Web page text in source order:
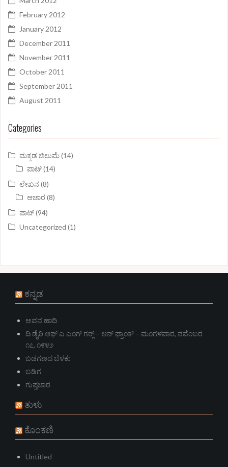
February 2012
January 2012
December 2011
November 2011
October 2011
September 2011
August 2011
Categories
ಮಕ್ಕಡ ಚಿಲುಮೆ(14)
ಪಾಟ್(14)
ಲೇಖನ (8)
ಆಚಾರ (8)
ಪಾಟ್(94)
Uncategorized (1)
ಕನ್ನಡ
ಅವನ ಹಾದಿ
ದಿ ಡೈರಿ ಆಫ್ ಎ ಎಂಗ್ ಗರ್‍ಲ್ – ಆನ್‌ ಫ್ರಾಂಕ್ – ಮಂಗಳವಾರ, ನವೆಂಬರ
೧೭, ೧೯೪೨
ಬಡಗಣದ ಬೆಳಕು
ಬಡಿಗ
ಗುಪ್ತಚಾರ
ತುಳು
ಕೊಂಕಣಿ
Untitled